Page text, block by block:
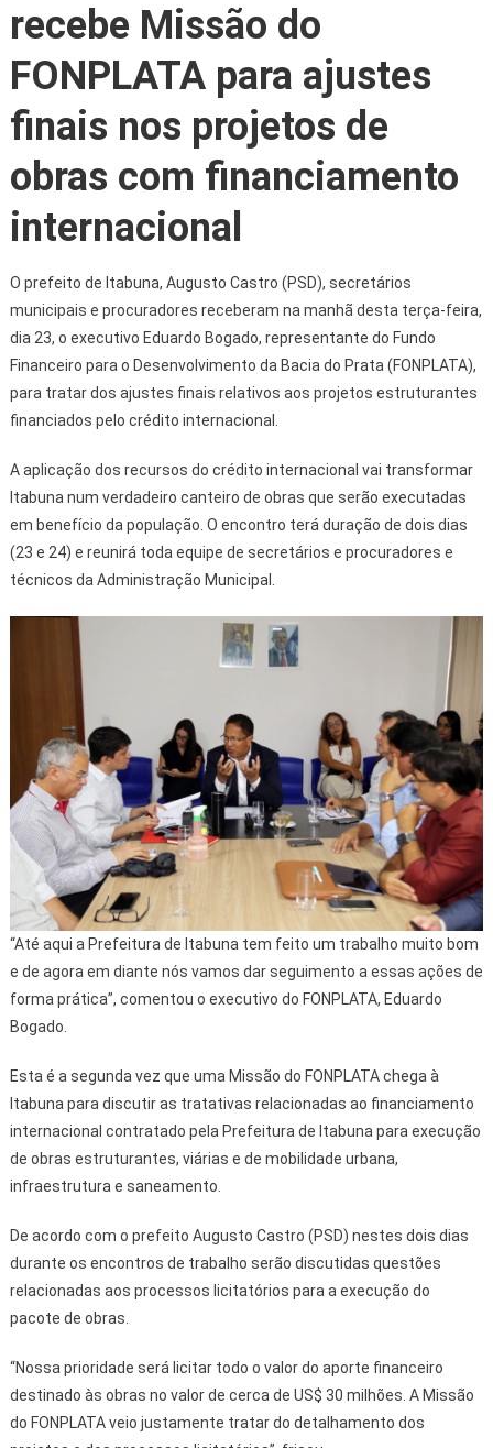
recebe Missão do
FONPLATA para ajustes
finais nos projetos de
obras com financiamento
internacional
O prefeito de Itabuna, Augusto Castro (PSD), secretários
municipais e procuradores receberam na manhã desta terça-feira,
dia 23, o executivo Eduardo Bogado, representante do Fundo
Financeiro para o Desenvolvimento da Bacia do Prata (FONPLATA),
para tratar dos ajustes finais relativos aos projetos estruturantes
financiados pelo crédito internacional.
A aplicação dos recursos do crédito internacional vai transformar
Itabuna num verdadeiro canteiro de obras que serão executadas
em benefício da população. O encontro terá duração de dois dias
(23 e 24) e reunirá toda equipe de secretários e procuradores e
técnicos da Administração Municipal.
“Até aqui a Prefeitura de Itabuna tem feito um trabalho muito bom
e de agora em diante nós vamos dar seguimento a essas ações de
forma prática”, comentou o executivo do FONPLATA, Eduardo
Bogado.
Esta é a segunda vez que uma Missão do FONPLATA chega à
Itabuna para discutir as tratativas relacionadas ao financiamento
internacional contratado pela Prefeitura de Itabuna para execução
de obras estruturantes, viárias e de mobilidade urbana,
infraestrutura e saneamento.
De acordo com o prefeito Augusto Castro (PSD) nestes dois dias
durante os encontros de trabalho serão discutidas questões
relacionadas aos processos licitatórios para a execução do
pacote de obras.
“Nossa prioridade será licitar todo o valor do aporte financeiro
destinado às obras no valor de cerca de US$ 30 milhões. A Missão
do FONPLATA veio justamente tratar do detalhamento dos